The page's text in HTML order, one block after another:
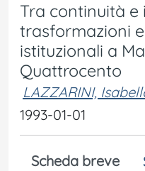
Tra continuità e
trasformazioni
istituzionali a
Quattrocento
LAZZARINI,
1993-01-01
Scheda breve